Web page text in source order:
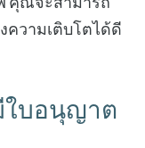
ความเติบโตได้ดี
บอนุญาต